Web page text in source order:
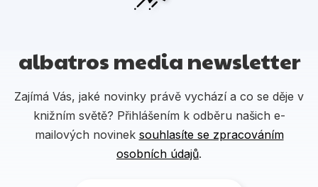
albatros media newsletter
Zajímá Vás, jaké novinky právě vychází a co se děje v
knižním světě? Přihlášením k odběru našich e-
mailových novinek souhlasíte se zpracováním
osobních údajů.